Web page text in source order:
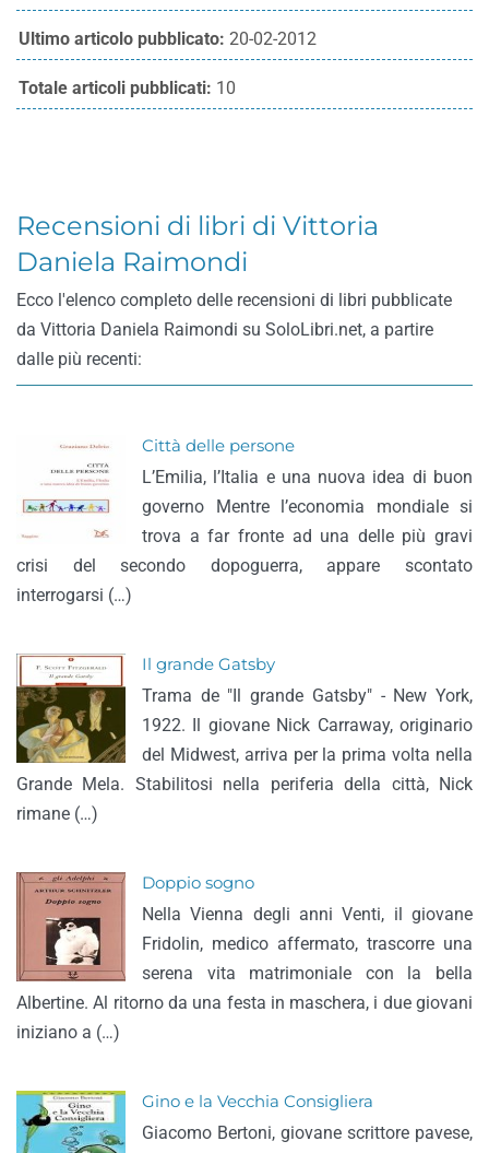
Ultimo articolo pubblicato: 20-02-2012
Totale articoli pubblicati: 10
Recensioni di libri di Vittoria
Daniela Raimondi
Ecco l'elenco completo delle recensioni di libri pubblicate
da Vittoria Daniela Raimondi su SoloLibri.net, a partire
dalle più recenti:
Città delle persone
L’Emilia, l’Italia e una nuova idea di buon
governo Mentre l’economia mondiale si
trova a far fronte ad una delle più gravi
crisi del secondo dopoguerra, appare scontato
interrogarsi (…)
Il grande Gatsby
Trama de "Il grande Gatsby" - New York,
1922. Il giovane Nick Carraway, originario
del Midwest, arriva per la prima volta nella
Grande Mela. Stabilitosi nella periferia della città, Nick
rimane (…)
Doppio sogno
Nella Vienna degli anni Venti, il giovane
Fridolin, medico affermato, trascorre una
serena vita matrimoniale con la bella
Albertine. Al ritorno da una festa in maschera, i due giovani
iniziano a (…)
Gino e la Vecchia Consigliera
Giacomo Bertoni, giovane scrittore pavese,